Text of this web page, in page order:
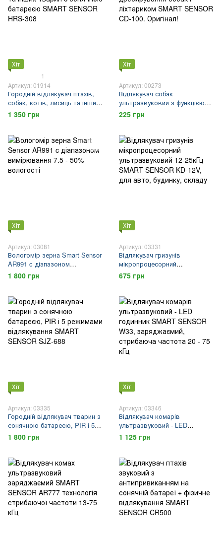
Хіт
1
Артикул: 01914
Городній відлякувач птахів,
собак, котів, лисиць та інших
тварин c сонячною батареєю
SMART SENSOR HRS-308
1 350 грн
Хіт
Артикул: 00273
Відлякувач собак
ультразвуковий з функцією
дресирування собак і
ліхтариком SMART SENSOR
225 грн
Хіт
Артикул: 03081
Вологомір зерна Smart Sensor
AR991 c діапазоном
вимірювання 7.5 - 50%
вологості
1 800 грн
Хіт
Артикул: 03331
Відлякувач гризунів
мікропроцесорний
ультразвуковий 12-25кГц
SMART SENSOR KD-12V, для
675 грн
Хіт
Артикул: 03335
Городній відлякувач тварин з
сонячною батареєю, PIR і 5
режимами відлякування
SMART SENSOR SJZ-688
1 800 грн
Хіт
Артикул: 03346
Відлякувач комарів
ультразвуковий - LED
годинник SMART SENSOR
W33, заряджаємий,
1 125 грн